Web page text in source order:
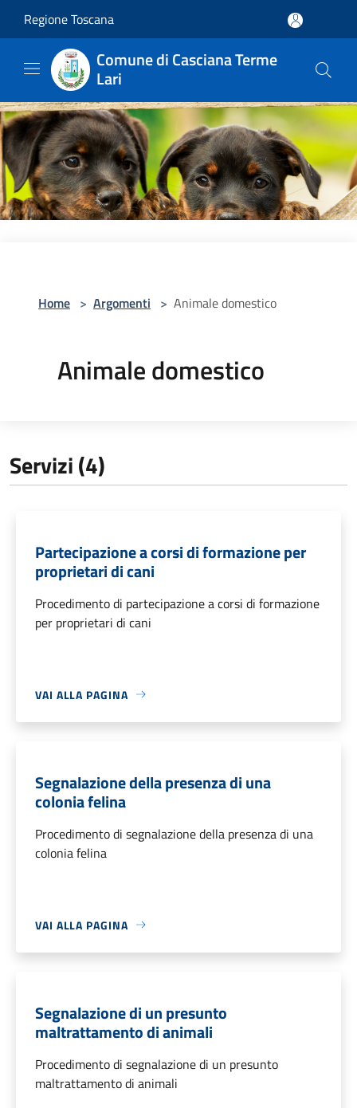
Regione Toscana
Comune di Casciana Terme
Lari
Home > Argomenti > Animale domestico
Animale domestico
Servizi (4)
Partecipazione a corsi di formazione per
proprietari di cani
Procedimento di partecipazione a corsi di formazione
per proprietari di cani
VAI ALLA PAGINA
Segnalazione della presenza di una
colonia felina
Procedimento di segnalazione della presenza di una
colonia felina
VAI ALLA PAGINA
Segnalazione di un presunto
maltrattamento di animali
Procedimento di segnalazione di un presunto
maltrattamento di animali